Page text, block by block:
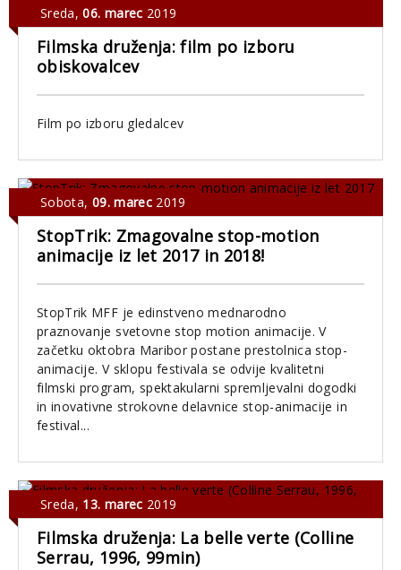
Sreda,06. marec 2019
Filmska druženja: film po izboru
obiskovalcev
Film po izboru gledalcev
Sobota, 09. marec2019
StopTrik: Zmagovalne stop-motion
animacije iz let 2017 in 2018!
StopTrik MFF je edinstveno mednarodno
praznovanje svetovne stop motion animacije. V
začetku oktobra Maribor postane prestolnica stop-
animacije. V sklopu festivala se odvije kvalitetni
filmski program, spektakularni spremljevalni dogodki
in inovativne strokovne delavnice stop-animacije in
festival...
Sreda, 13. marec 2019
Filmska druženja: La belle verte (Colline
Serrau, 1996, 99min)